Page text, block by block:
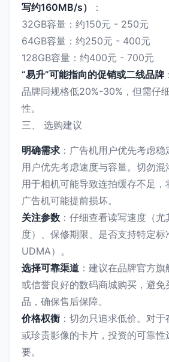
写约160MB/s）
：
32GB容量：约150元 - 250元
64GB容量：约250元 - 400元
128GB容量：约400元 - 700元
“易升”可能指向的促销或二线品牌
品牌同规格低20%-30%，但需仔
性。
三、 选购建议
明确需求 ：广告机用户优先考虑
用户优先考虑速度与容量。切勿
用于相机可能导致连拍缓存不足
广告机可能提前损坏。
关注参数 ：仔细查看读写速度（
度）、保修期限、是否支持特定标
UDMA）。
选择可靠渠道 ：建议在品牌官方
或信誉良好的数码商城购买，避免
品，确保售后保障。
价格权衡 ：切勿只追求低价。对
或珍贵影像的卡片，投资的可靠性
要。